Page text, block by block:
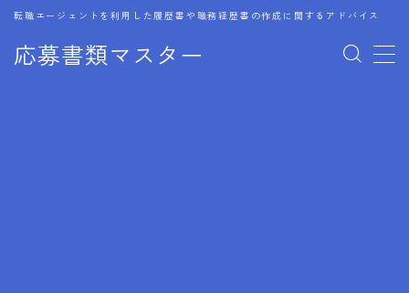
応募書類マスター
転職エージェントを利用した履歴書や職務経歴書の作成に関するアドバイス
MENU